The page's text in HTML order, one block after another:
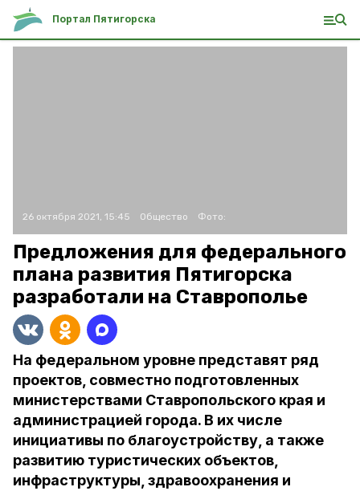
Портал Пятигорска
26 октября 2021, 15:45 Общество Фото:
Предложения для федерального
плана развития Пятигорска
разработали на Ставрополье
На федеральном уровне представят ряд
проектов, совместно подготовленных
министерствами Ставропольского края и
администрацией города. В их числе
инициативы по благоустройству, а также
развитию туристических объектов,
инфраструктуры, здравоохранения и